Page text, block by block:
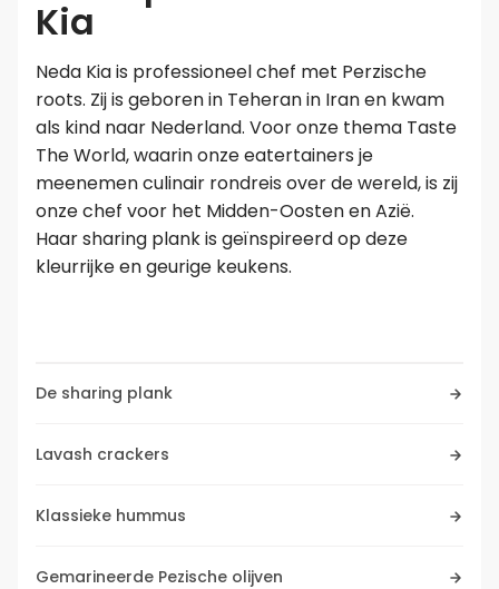
Kia
Neda Kia is professioneel chef met Perzische
roots. Zij is geboren in Teheran in Iran en kwam
als kind naar Nederland. Voor onze thema Taste
The World, waarin onze eatertainers je
meenemen culinair rondreis over de wereld, is zij
onze chef voor het Midden-Oosten en Azië.
Haar sharing plank is geïnspireerd op deze
kleurrijke en geurige keukens.
De sharing plank
Lavash crackers
Klassieke hummus
Gemarineerde Pezische olijven